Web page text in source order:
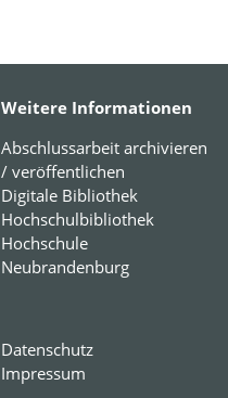
Weitere Informationen
Abschlussarbeit archivieren
/ veröffentlichen
Digitale Bibliothek
Hochschulbibliothek
Hochschule
Neubrandenburg
Datenschutz
Impressum